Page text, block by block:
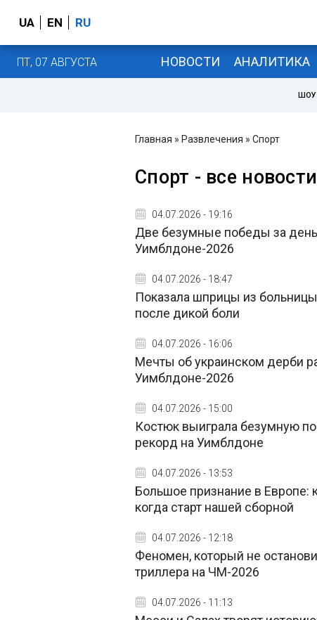
UA EN RU
ПТ, 07 АВГУСТА НОВОСТИ АНАЛИТИКА
ШОУ
Главная » Развлечения » Спорт
Спорт - все новости
04.07.2026 - 19:16
Две безумные победы за
Уимблдоне-2026
04.07.2026 - 18:47
Показала шприцы из
после дикой боли
04.07.2026 - 16:06
Мечты об украинском дерби
Уимблдоне-2026
04.07.2026 - 15:00
Костюк выиграла безумную
рекорд на Уимблдоне
04.07.2026 - 13:53
Большое признание в Европе:
когда старт нашей сборной
04.07.2026 - 12:18
Феномен, который не
триллера на ЧМ-2026
04.07.2026 - 11:13